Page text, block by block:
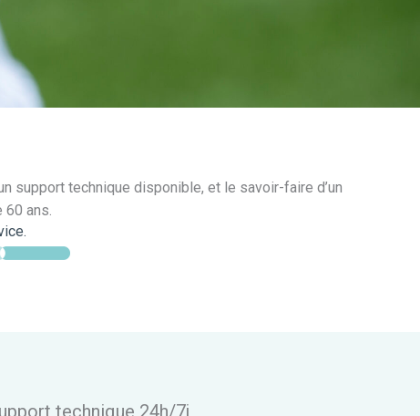
support technique disponible, et le savoir-faire d’un
ans.
technique 24h/7j